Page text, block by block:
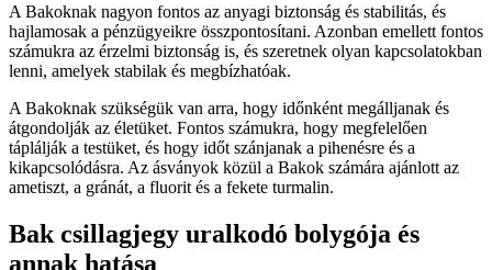
A Bakoknak nagyon fontos az anyagi biztonság és stabilitás, és
hajlamosak a pénzügyeikre összpontosítani. Azonban emellett fontos
számukra az érzelmi biztonság is, és szeretnek olyan kapcsolatokban
lenni, amelyek stabilak és megbízhatóak.
A Bakoknak szükségük van arra, hogy időnként megálljanak és
átgondolják az életüket. Fontos számukra, hogy megfelelően
táplálják a testüket, és hogy időt szánjanak a pihenésre és a
kikapcsolódásra. Az ásványok közül a Bakok számára ajánlott az
ametiszt, a gránát, a fluorit és a fekete turmalin.
Bak csillagjegy uralkodó bolygója és
annak hatása